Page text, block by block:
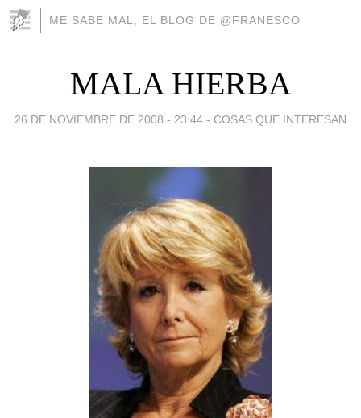
ME SABE MAL, EL BLOG DE @FRANESCO
MALA HIERBA
26 DE NOVIEMBRE DE 2008 - 23:44 - COSAS QUE INTERESAN